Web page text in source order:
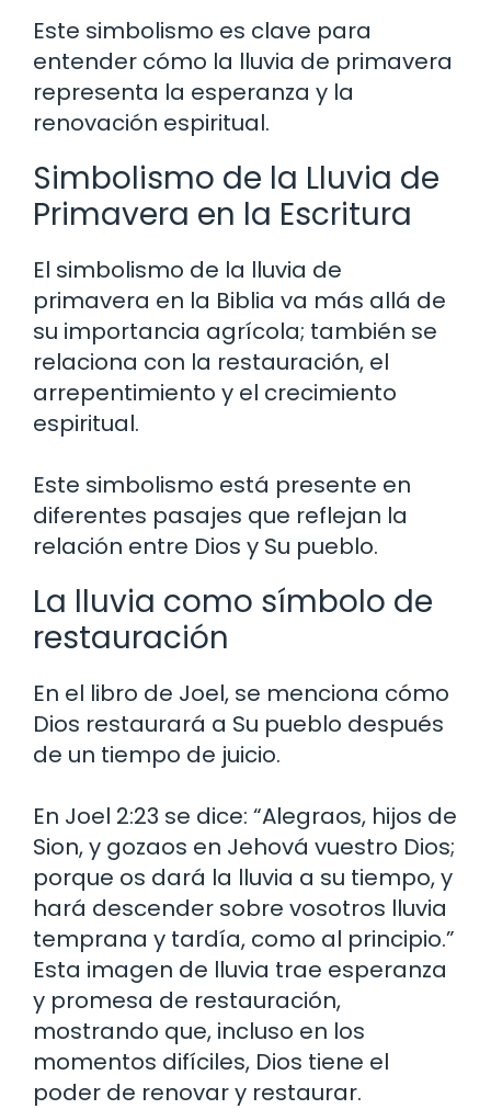
Este simbolismo es clave para
entender cómo la lluvia de primavera
representa la esperanza y la
renovación espiritual.
Simbolismo de la Lluvia de
Primavera en la Escritura
El simbolismo de la lluvia de
primavera en la Biblia va más allá de
su importancia agrícola; también se
relaciona con la restauración, el
arrepentimiento y el crecimiento
espiritual.
Este simbolismo está presente en
diferentes pasajes que reflejan la
relación entre Dios y Su pueblo.
La lluvia como símbolo de
restauración
En el libro de Joel, se menciona cómo
Dios restaurará a Su pueblo después
de un tiempo de juicio.
En Joel 2:23 se dice: “Alegraos, hijos de
Sion, y gozaos en Jehová vuestro Dios;
porque os dará la lluvia a su tiempo, y
hará descender sobre vosotros lluvia
temprana y tardía, como al principio.”
Esta imagen de lluvia trae esperanza
y promesa de restauración,
mostrando que, incluso en los
momentos difíciles, Dios tiene el
poder de renovar y restaurar.